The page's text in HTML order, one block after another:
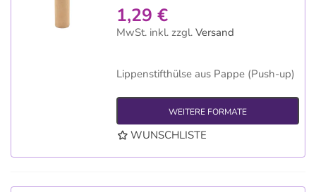
1,29 €
MwSt. inkl. zzgl. Versand
Lippenstifthülse aus Pappe (Push-up)
WEITERE FORMATE
WUNSCHLISTE